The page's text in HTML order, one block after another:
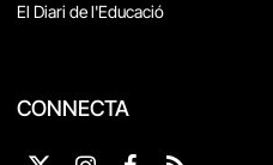
El Diari de l'Educació
CONNECTA